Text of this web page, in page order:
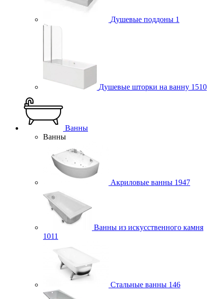
Душевые поддоны 1
Душевые шторки на ванну 1510
Ванны
Ванны
Акриловые ванны 1947
Ванны из искусственного камня
1011
Стальные ванны 146